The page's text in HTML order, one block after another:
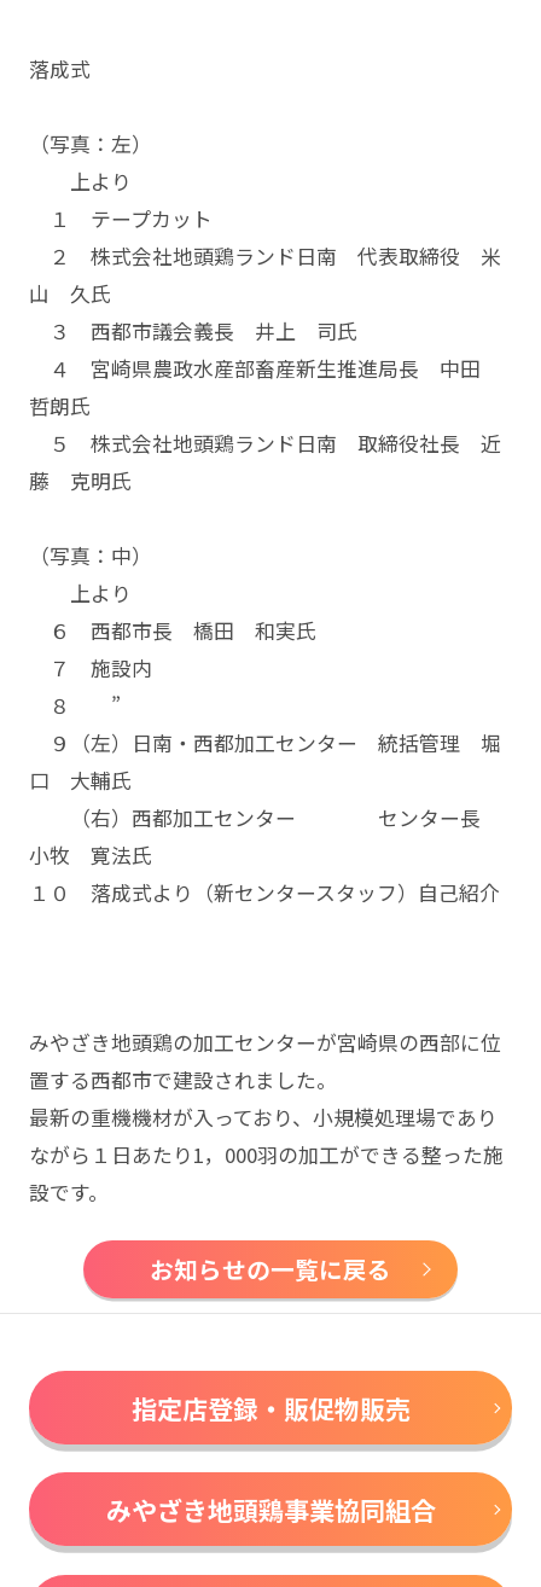
落成式
（写真：左）
上より
１ テープカット
２ 株式会社地頭鶏ランド日南 代表取締役 米
山 久氏
３ 西都市議会義長 井上 司氏
４ 宮崎県農政水産部畜産新生推進局長 中田
哲朗氏
５ 株式会社地頭鶏ランド日南 取締役社長 近
藤 克明氏
（写真：中）
上より
６ 西都市長 橋田 和実氏
７ 施設内
８ ”
９（左）日南・西都加工センター 統括管理 堀
口 大輔氏
（右）西都加工センター センター長
小牧 寛法氏
１０ 落成式より（新センタースタッフ）自己紹介
みやざき地頭鶏の加工センターが宮崎県の西部に位
置する西都市で建設されました。
最新の重機機材が入っており、小規模処理場であり
ながら１日あたり1，000羽の加工ができる整った施
設です。
お知らせの一覧に戻る
指定店登録・販促物販売
みやざき地頭鶏事業協同組合